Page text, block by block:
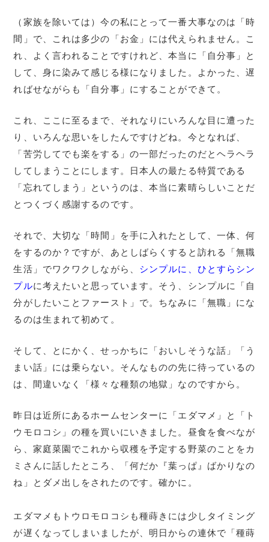
（家族を除いては）今の私にとって一番大事なのは「時
間」で、これは多少の「お金」には代えられません。こ
れ、よく言われることですけれど、本当に「自分事」と
して、身に染みて感じる様になりました。よかった、遅
ればせながらも「自分事」にすることができて。
これ、ここに至るまで、それなりにいろんな目に遭った
り、いろんな思いをしたんですけどね。今となれば、
「苦労してでも楽をする」の一部だったのだとヘラヘラ
してしまうことにします。日本人の最たる特質である
「忘れてしまう」というのは、本当に素晴らしいことだ
とつくづく感謝するのです。
それで、大切な「時間」を手に入れたとして、一体、何
をするのか？ですが、あとしばらくすると訪れる「無職
生活」でワクワクしながら、 シンプルに、ひとすらシン
プルに考えたいと思っています。そう、シンプルに「自
分がしたいことファースト」で。ちなみに「無職」にな
るのは生まれて初めて。
そして、とにかく、せっかちに「おいしそうな話」「う
まい話」には乗らない。そんなものの先に待っているの
は、間違いなく「様々な種類の地獄」なのですから。
昨日は近所にあるホームセンターに「エダマメ」と「ト
ウモロコシ」の種を買いにいきました。昼食を食べなが
ら、家庭菜園でこれから収穫を予定する野菜のことをカ
ミさんに話したところ、「何だか『葉っぱ』ばかりなの
ね」とダメ出しをされたのです。確かに。
エダマメもトウロモロコシも種蒔きには少しタイミング
が遅くなってしまいましたが、明日からの連休で「種蒔